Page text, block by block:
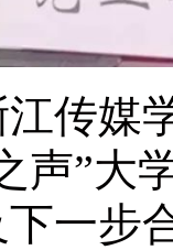
媒学
声”大
一步